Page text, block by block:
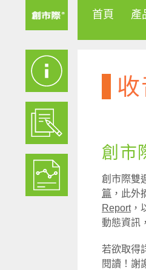
首頁 產
創市
創市際雙
篇 ，此
Report，
動態資訊
若欲取得
閱讀！謝